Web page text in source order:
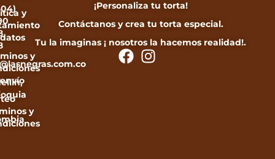
y
y
y
¡Personaliza tu torta!
Contáctanos y crea tu torta especial.
Tu la imaginas ¡ nosotros la hacemos realidad!.